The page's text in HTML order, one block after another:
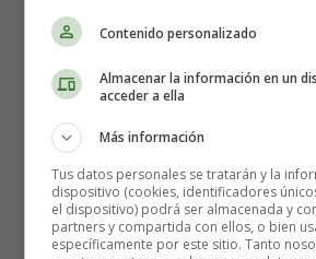
Dirección:Shawn Levy
Reparto:Jason Bateman, Tina Fey,
Contenido personalizado
Almacenar la información en un
acceder a ella
Más información
Tus datos personales se tratarán y la
dispositivo (cookies, identificadores
el dispositivo) podrá ser almacenada y
partners y compartida con ellos, o bien
específicamente por este sitio. Tanto